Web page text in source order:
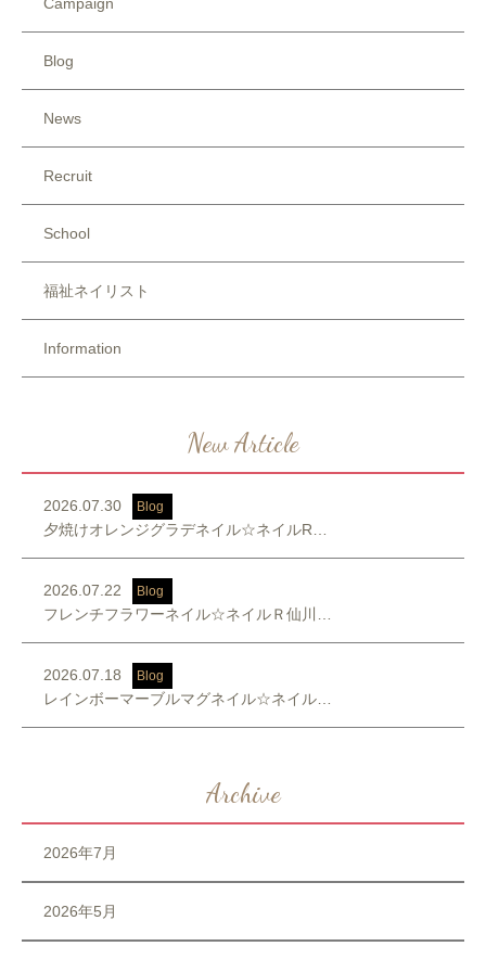
Blog
News
Recruit
School
福祉ネイリスト
Information
New Article
2026.07.30 Blog
夕焼けオレンジグラデネイル☆ネイルR…
2026.07.22 Blog
フレンチフラワーネイル☆ネイルＲ仙川…
2026.07.18 Blog
レインボーマーブルマグネイル☆ネイル…
Archive
2026年7月
2026年5月